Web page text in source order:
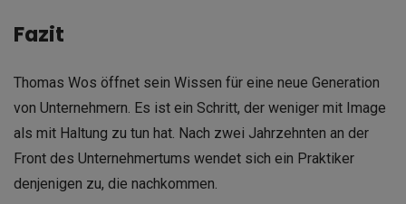
Fazit
Thomas Wos öffnet sein Wissen für eine neue Generation
von Unternehmern. Es ist ein Schritt, der weniger mit Image
als mit Haltung zu tun hat. Nach zwei Jahrzehnten an der
Front des Unternehmertums wendet sich ein Praktiker
denjenigen zu, die nachkommen.